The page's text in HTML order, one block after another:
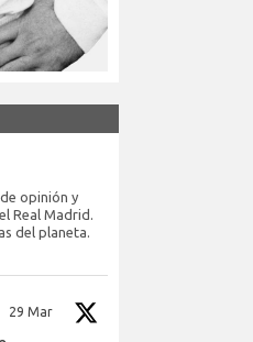
opinión y
Real Madrid.
del planeta.
29 Mar